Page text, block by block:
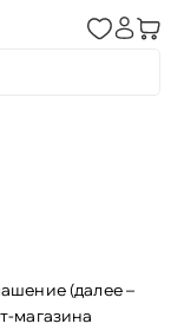
(далее –
магазина